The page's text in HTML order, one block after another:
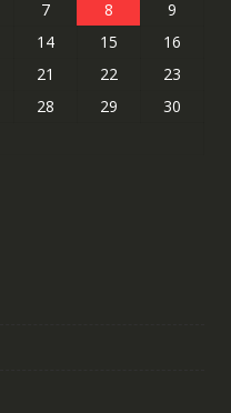
7 8
9
14 15
16
21 22
23
28 29
30